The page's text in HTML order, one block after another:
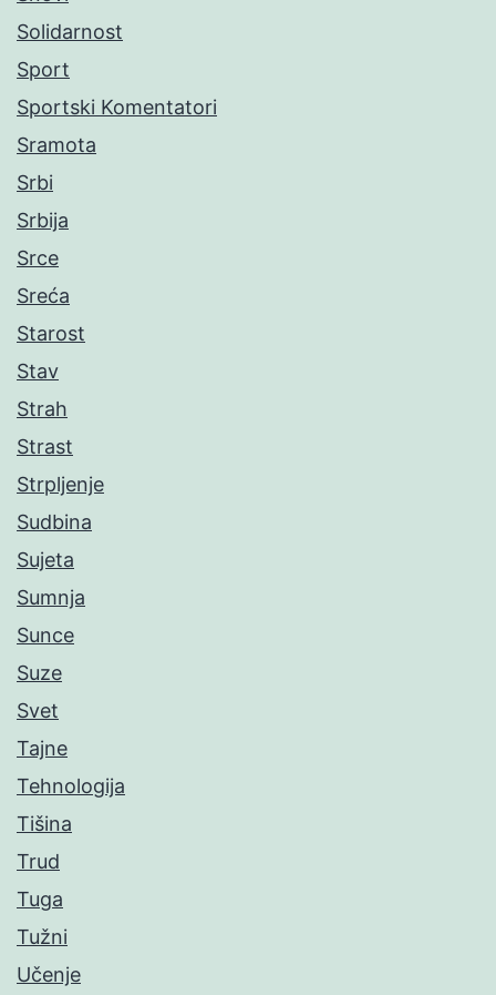
Solidarnost
Sport
Sportski Komentatori
Sramota
Srbi
Srbija
Srce
Sreća
Starost
Stav
Strah
Strast
Strpljenje
Sudbina
Sujeta
Sumnja
Sunce
Suze
Svet
Tajne
Tehnologija
Tišina
Trud
Tuga
Tužni
Učenje